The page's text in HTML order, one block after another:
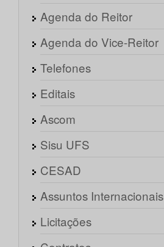
Agenda do Reitor
Agenda do Vice-Reitor
Telefones
Editais
Ascom
Sisu UFS
CESAD
Assuntos Internacionais
Licitações